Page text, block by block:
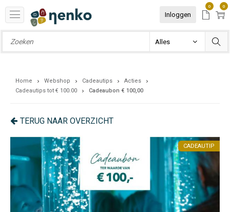
Inloggen
0 0
Home Webshop Cadeautips
Acties
Cadeautips tot € 100.00
Cadeaubon € 100,00
TERUG NAAR OVERZICHT
CADEAUTIP